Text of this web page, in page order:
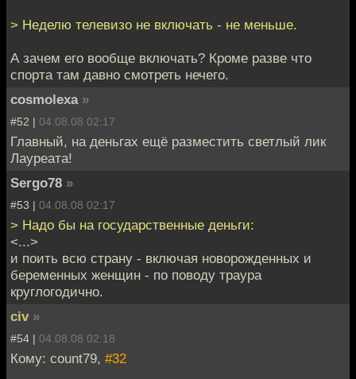
> Неделю телевизо не включать - не меньше.
А зачем его вообще включать? Кроме разве что
спорта там давно смотреть нечего.
cosmolexa »
#52 | 04.08.08 02:17
Главный, на деньгах ещё разместить светлый лик
Лауреата!
Sergo78 »
#53 | 04.08.08 02:17
> Надо бы на государственные деньги:
<...>
и поить всю страну - включая новорожденных и
беременных женщин - по поводу траура
круглогодично.
civ »
#54 | 04.08.08 02:18
Кому: count79, #32